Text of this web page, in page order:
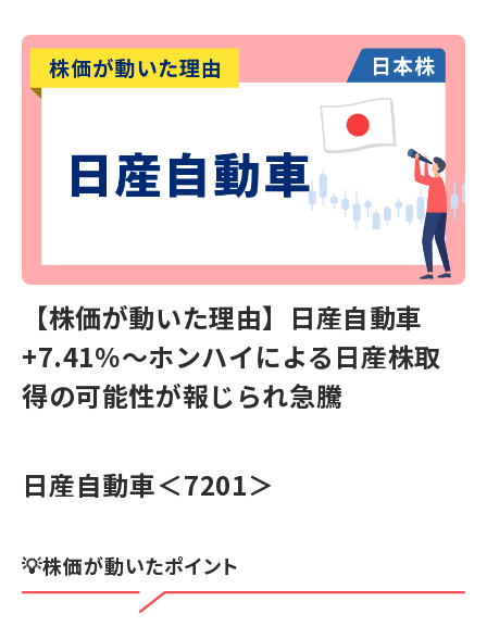
【株価が動いた理由】日産自動車
+7.41％～ホンハイによる日産株取
得の可能性が報じられ急騰
日産自動車＜7201＞
💡株価が動いたポイント